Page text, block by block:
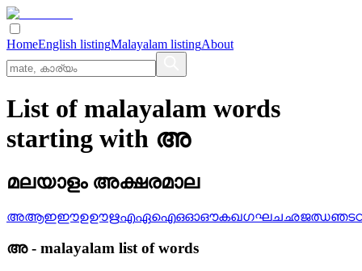
HomeEnglish listingMalayalam listingAbout
List of malayalam words
starting with അ
മലയാളം അക്ഷരമാല
അആഇഈഉഊഋഎഏഐഒഓഔകഖഗഘചഛജഝഞട
അ- malayalam list of words